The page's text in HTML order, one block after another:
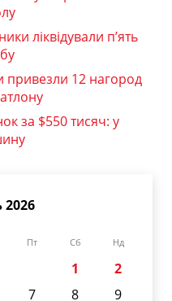
ліквідували п’ять
12 нагород
за $550 тисяч: у
2026
Пт Сб Нд
1
2
7 8
9